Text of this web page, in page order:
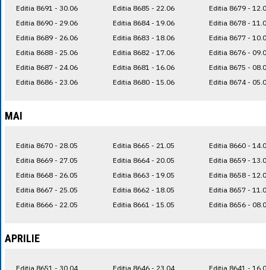
Editia 8691 - 30.06
Editia 8690 - 29.06
Editia 8689 - 26.06
Editia 8688 - 25.06
Editia 8687 - 24.06
Editia 8686 - 23.06
Editia 8685 - 22.06
Editia 8684 - 19.06
Editia 8683 - 18.06
Editia 8682 - 17.06
Editia 8681 - 16.06
Editia 8680 - 15.06
Editia 8679 -
Editia 8678 -
Editia 8677 -
Editia 8676 -
Editia 8675 -
Editia 8674 -
MAI
Editia 8670 - 28.05
Editia 8669 - 27.05
Editia 8668 - 26.05
Editia 8667 - 25.05
Editia 8666 - 22.05
Editia 8665 - 21.05
Editia 8664 - 20.05
Editia 8663 - 19.05
Editia 8662 - 18.05
Editia 8661 - 15.05
Editia 8660 -
Editia 8659 -
Editia 8658 -
Editia 8657 -
Editia 8656 -
APRILIE
Editia 8651 - 30.04 Editia 8646 - 23.04 Editia 8641 -